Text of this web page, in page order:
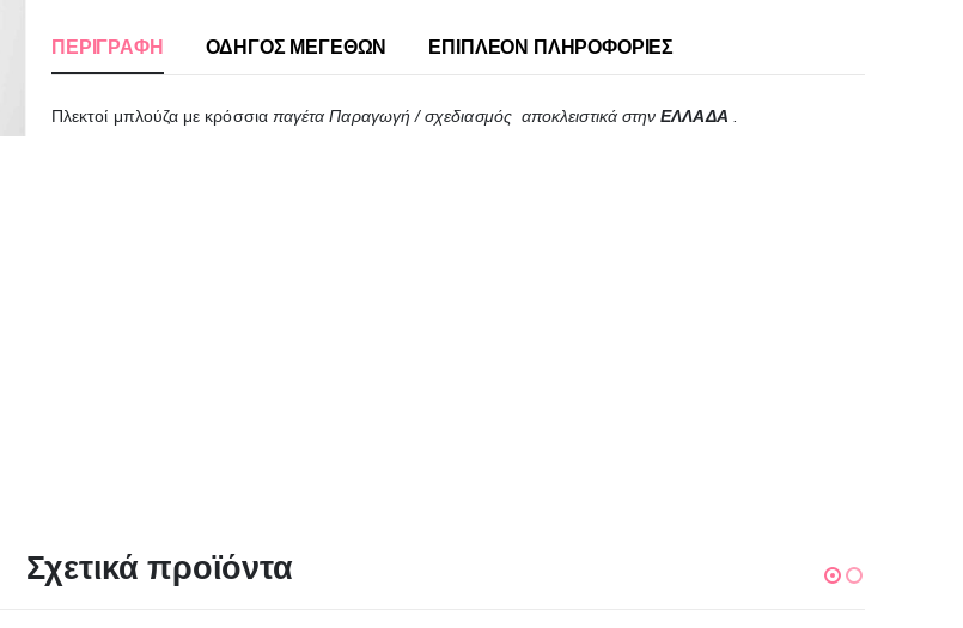
ΠΕΡΙΓΡΑΦΉ ΟΔΗΓΟΣ ΜΕΓΕΘΩΝ ΕΠΙΠΛΈΟΝ ΠΛΗΡΟΦΟΡΊΕΣ
Πλεκτοί μπλούζα με κρόσσια παγέτα Παραγωγή / σχεδιασμός αποκλειστικά στηνΕΛΛΑΔΑ
Σχετικά προϊόντα